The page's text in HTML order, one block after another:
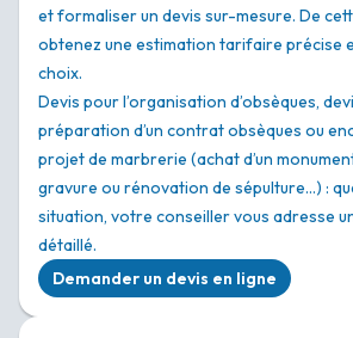
et formaliser un devis sur-mesure. De
obtenez une estimation tarifaire précise
choix.
Devis pour l’organisation d’obsèques,
préparation d’un contrat obsèques ou
projet de marbrerie (achat d’un
gravure ou rénovation de sépulture…) :
situation, votre conseiller vous adresse
détaillé.
Demander un devis en ligne